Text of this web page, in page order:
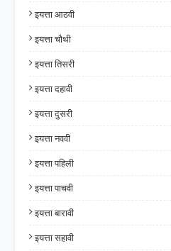
इयत्ता आठवी
इयत्ता चौथी
इयत्ता तिसरी
इयत्ता दहावी
इयत्ता दुसरी
इयत्ता नववी
इयत्ता पहिली
इयत्ता पाचवी
इयत्ता बारावी
इयत्ता सहावी